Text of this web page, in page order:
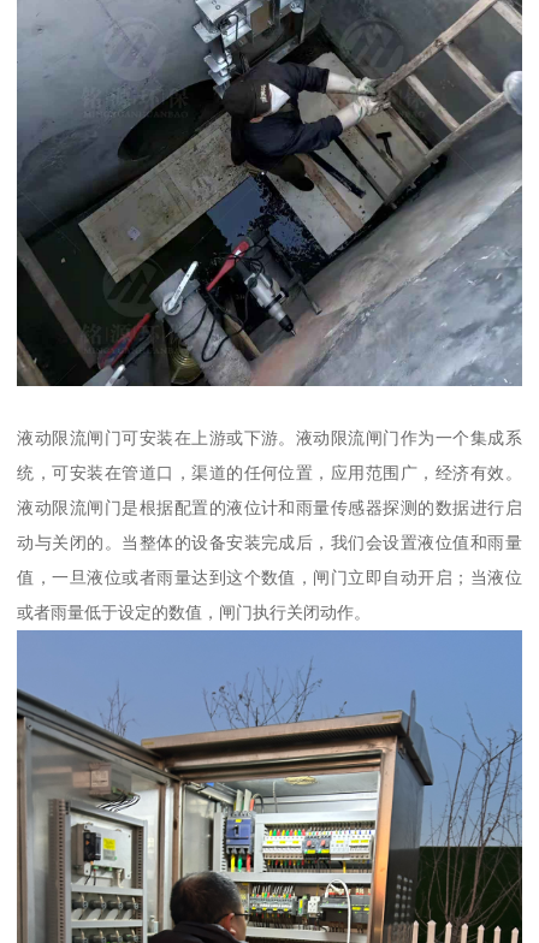
液动限流闸门可安装在上游或下游。液动限流闸门作为一个集成系
统，可安装在管道口，渠道的任何位置，应用范围广，经济有效。
液动限流闸门是根据配置的液位计和雨量传感器探测的数据进行启
动与关闭的。当整体的设备安装完成后，我们会设置液位值和雨量
值，一旦液位或者雨量达到这个数值，闸门立即自动开启；当液位
或者雨量低于设定的数值，闸门执行关闭动作。